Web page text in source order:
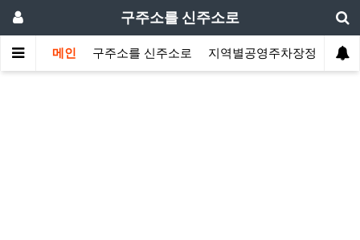
구주소를 신주소로
메인 구주소를 신주소로 지역별공영주차장정보 지